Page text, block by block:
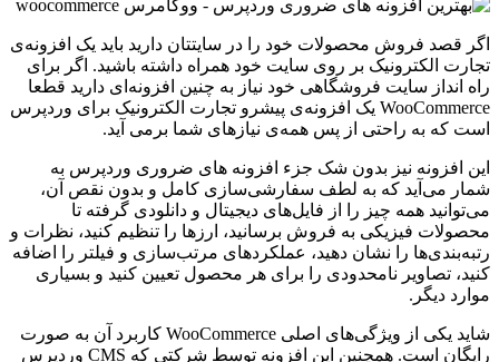
اگر قصد فروش محصولات خود را در سایتتان دارید باید یک افزونه‌ی
تجارت الکترونیک بر روی سایت خود همراه داشته باشید. اگر برای
راه انداز سایت فروشگاهی خود نیاز به چنین افزونه‌ای دارید قطعا
WooCommerce یک افزونه‌ی پیشرو تجارت الکترونیک برای وردپرس
است که به راحتی از پس همه‌ی نیاز‌های شما برمی آید.
این افزونه نیز بدون شک جزء افزونه های ضروری وردپرس به
شمار می‌آید که به لطف سفارشی‌سازی کامل و بدون نقص آن،
می‌توانید همه چیز را از فایل‌های دیجیتال و دانلودی گرفته تا
محصولات فیزیکی به فروش برسانید، ارز‌ها را تنظیم کنید، نظرات و
رتبه‌بندی‌ها را نشان دهید، عملکرد‌های مرتب‌سازی و فیلتر را اضافه
کنید، تصاویر نامحدودی را برای هر محصول تعیین کنید و بسیاری
موارد دیگر.
شاید یکی از ویژگی‌های اصلی WooCommerce کاربرد آن به صورت
رایگان است. همچنین این افزونه توسط شرکتی که CMS وردپرس